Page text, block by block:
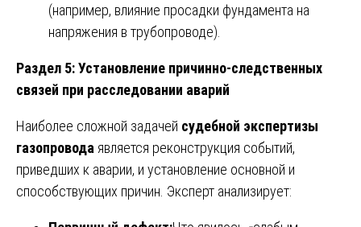
(например, влияние просадки фундамента на
напряжения в трубопроводе).
Раздел 5: Установление причинно-следственных
связей при расследовании аварий
Наиболее сложной задачей судебной экспертизы
газопровода является реконструкция событий,
приведших к аварии, и установление основной и
способствующих причин. Эксперт анализирует: